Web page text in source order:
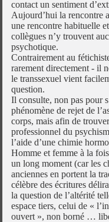
contact un sentiment
Aujourd’hui la rencontre
une rencontre habituelle
collègues n’y trouvent
psychotique.
Contrairement au
rarement directement - il
le transsexuel vient
question.
Il consulte, non pas pour
phénomène de rejet de
corps, mais afin de
professionnel du
l’aide d’une chimie
Homme et femme à la
un long moment (car les
anciennes en portent la
célèbre des écritures
la question de l’altérité
espace tiers, celui de «
ouvert », non borné …